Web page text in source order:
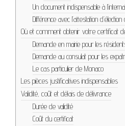
Un document indispensable à
Différence avec l’attestation
Où et comment obtenir votre certificat
Demande en mairie pour les
Demande au consulat pour les
Le cas particulier de Monaco
Les pièces justificatives indispensables
Validité, coût et délais de délivrance
Durée de validité
Coût du certificat